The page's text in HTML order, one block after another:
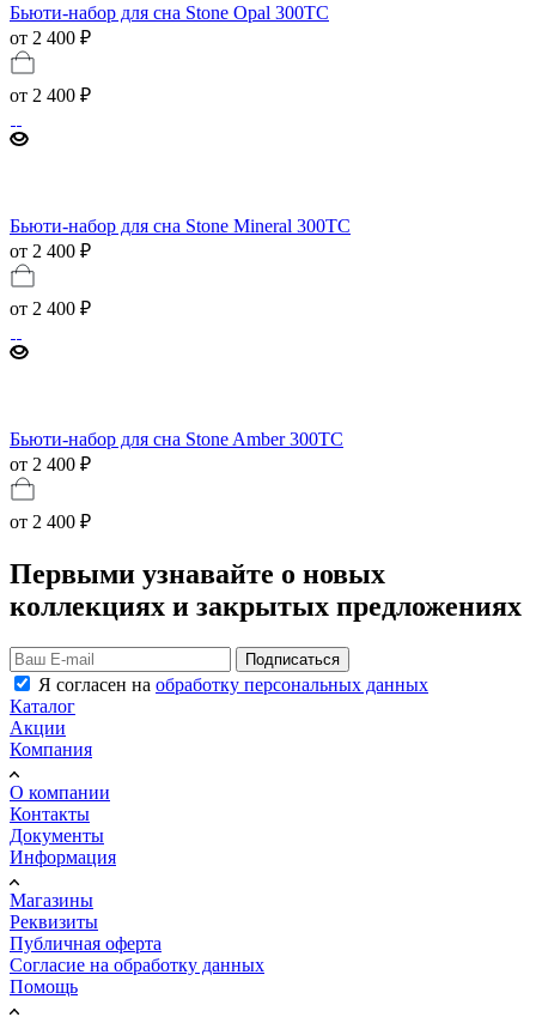
Бьюти-набор для сна Stone Opal 300ТС
от 2 400 ₽
от 2 400 ₽
Бьюти-набор для сна Stone Mineral 300ТС
от 2 400 ₽
от 2 400 ₽
Бьюти-набор для сна Stone Amber 300ТС
от 2 400 ₽
от 2 400 ₽
Первыми узнавайте о новых
коллекциях и закрытых предложениях
Подписаться
Я согласен на обработку персональных данных
Каталог
Акции
Компания
О компании
Контакты
Документы
Информация
Магазины
Реквизиты
Публичная оферта
Согласие на обработку данных
Помощь